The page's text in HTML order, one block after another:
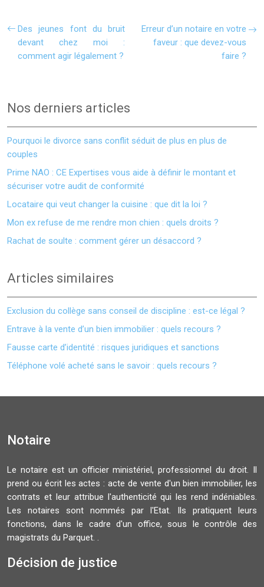
Des jeunes font du bruit
devant chez moi :
comment agir légalement ?
Erreur d’un notaire en votre
faveur : que devez-vous
faire ?
Nos derniers articles
Pourquoi le divorce sans conflit séduit de plus en plus de
couples
Prime NAO : CE Expertises vous aide à définir le montant et
sécuriser votre audit de conformité
Locataire qui veut changer la cuisine : que dit la loi ?
Mon ex refuse de me rendre mon chien : quels droits ?
Rachat de soulte : comment gérer un désaccord ?
Articles similaires
Exclusion du collège sans conseil de discipline : est-ce légal ?
Entrave à la vente d’un bien immobilier : quels recours ?
Fausse carte d’identité : risques juridiques et sanctions
Téléphone volé acheté sans le savoir : quels recours ?
Notaire
Le notaire est un officier ministériel, professionnel du droit. Il
prend ou écrit les actes : acte de vente d'un bien immobilier, les
contrats et leur attribue l'authenticité qui les rend indéniables.
Les notaires sont nommés par l'Etat. Ils pratiquent leurs
fonctions, dans le cadre d'un office, sous le contrôle des
magistrats du Parquet. .
Décision de justice